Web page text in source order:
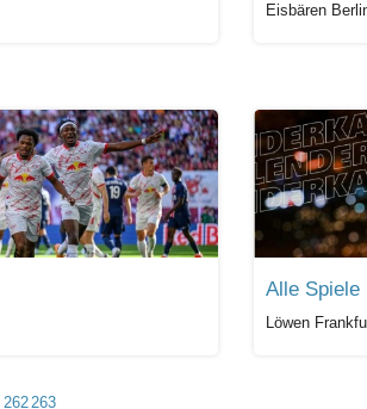
Eisbären
Alle Spiele
Löwen
262 263